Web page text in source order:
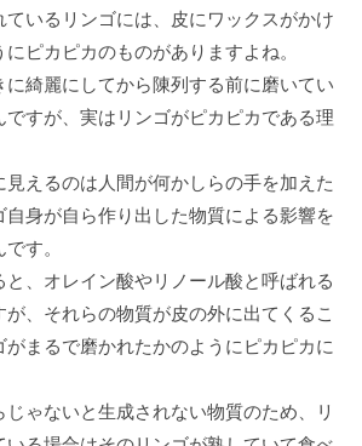
ているリンゴには、皮にワックスがかけ
ピカピカのものがありますよね。
に綺麗にしてから陳列する前に磨いてい
ですが、実はリンゴがピカピカである理
見えるのは人間が何かしらの手を加えた
身が自ら作り出した物質による影響を
す。
と、オレイン酸やリノール酸と呼ばれる
、それらの物質が皮の外に出てくるこ
がまるで磨かれたかのようにピカピカに
じゃないと生成されない物質のため、リ